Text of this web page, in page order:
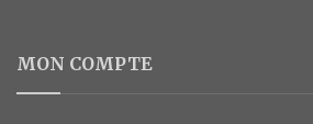
MON COMPTE